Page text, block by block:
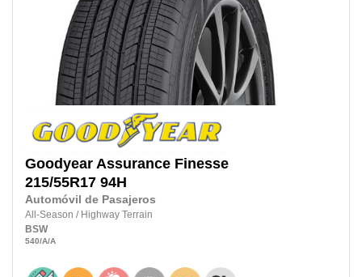
Goodyear Assurance Finesse
215/55R17 94H
Automóvil de Pasajeros
All-Season / Highway Terrain
BSW
540/A/A